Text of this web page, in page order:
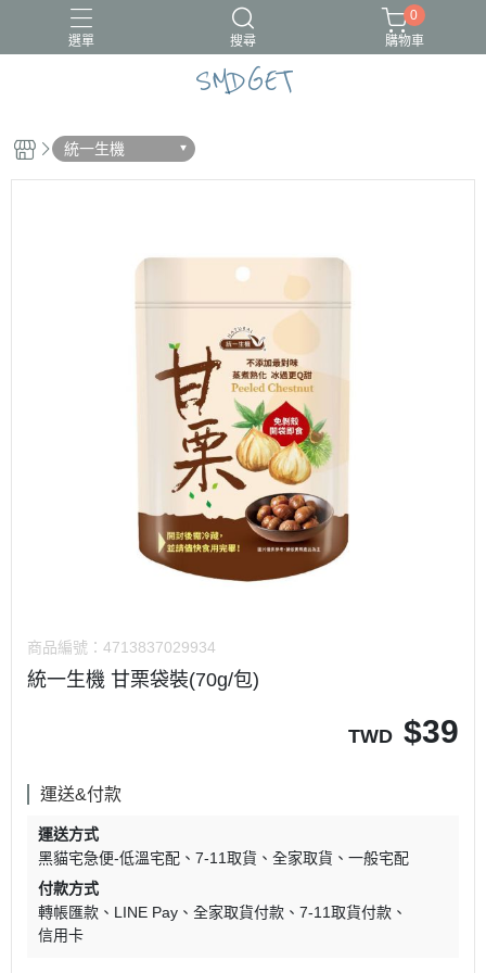
選單 搜尋
#新品上市 CÓCOES
0
購物車
SMDGET
統一生機
商品編號： 4713837029934
統一生機 甘栗袋裝(70g/包)
TWD $39
運送&付款
運送方式
黑貓宅急便-低溫宅配
7-11取貨 全家取貨
一般宅配
付款方式
轉帳匯款
LINE Pay 全家取貨付款
7-11取貨付款
信用卡